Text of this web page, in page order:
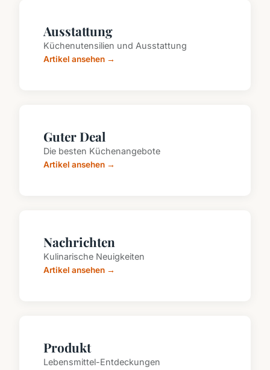
Ausstattung
Küchenutensilien und Ausstattung
Artikel ansehen →
Guter Deal
Die besten Küchenangebote
Artikel ansehen →
Nachrichten
Kulinarische Neuigkeiten
Artikel ansehen →
Produkt
Lebensmittel-Entdeckungen